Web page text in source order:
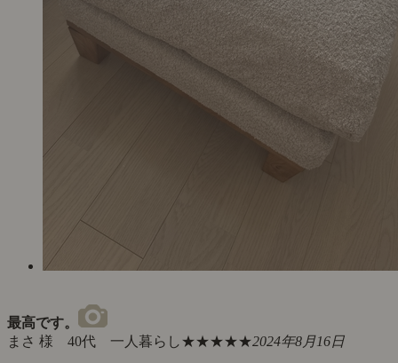
最高です。
まさ 様 40代 一人暮らし★★★★★2024年8月16日